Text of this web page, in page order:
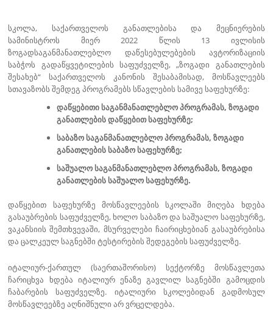
სკოლა, საქართველოს განათლებისა და მეცნიერების
სამინისტროს მიერ 2022 წლის 13 ივლისის
ზოგადსაგანმანათლებლო დაწესებულებების ავტორიზაციის
საბჭოს გადაწყვეტილების საფუძველზე, „ზოგადი განათლების
შესახებ“ საქართველოს კანონის შესაბამისად, მოსწავლეებს
სთავაზობს შემდეგ პროგრამებს სწავლების სამივე საფეხურზე:
დაწყებითისაგანმანათლებლო პროგრამას, ზოგადი
განათლების დაწყებით საფეხურზე;
საბაზოსაგანმანათლებლო პროგრამას, ზოგადი
განათლების საბაზო საფეხურზე;
საშუალოსაგანმანათლებლო პროგრამას, ზოგადი
განათლების საშუალო საფეხურზე.
დაწყებით საფეხურზე მოსწავლეების სკოლაში მიღება ხდება
გასაუბრების საფუძველზე, ხოლო საბაზო და საშუალო საფეხურზე,
ვაკანსიის შემთხვევაში, მსურველები ჩაირიცხებიან გასაუბრებისა
და ცალკეულ საგნებში ტესტირების შედეგების საფუძველზე.
იტალიურ-ქართულ (საერთაშორისო) სექტორზე მოსწავლეთა
ჩარიცხვა ხდება იტალიურ ენაზე გავლილ საგნებში გამოცდის
ჩაბარების საფუძველზე. იტალიური სკოლებიდან გადმოსულ
მოსწავლეებზე აღნიშნული არ ვრცელდება.